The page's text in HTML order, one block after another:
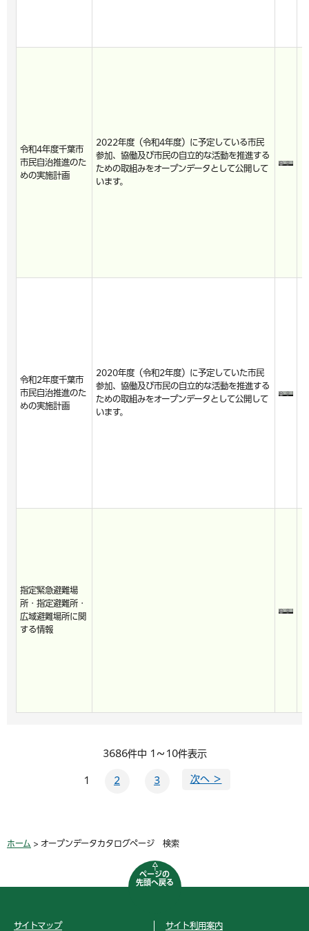
令和4年度千葉市
市民自治推進のた
めの実施計画
2022年度（令和4年度）に予定している市民
参加、協働及び市民の自立的な活動を推進する
ための取組みをオープンデータとして公開して
います。
令和2年度千葉市
市民自治推進のた
めの実施計画
2020年度（令和2年度）に予定していた市民
参加、協働及び市民の自立的な活動を推進する
ための取組みをオープンデータとして公開して
います。
指定緊急避難場
所・指定避難所・
広域避難場所に関
する情報
3686件中 1～10件表示
1 2 3 次へ ＞
ホーム > オープンデータカタログページ 検索
ページの
先頭へ戻る
サイトマップ サイト利用案内